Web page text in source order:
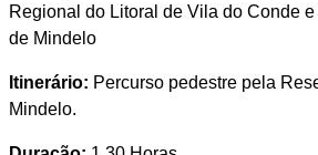
Regional do Litoral de Vila do Conde
de Mindelo
Itinerário: Percurso pedestre pela
Mindelo.